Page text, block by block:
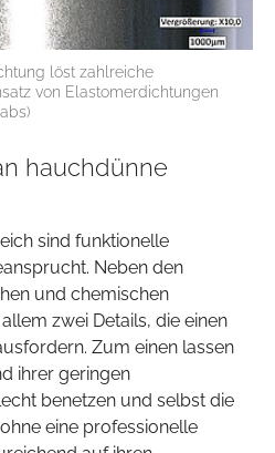
löst zahlreiche
von Elastomerdichtungen
hauchdünne
sind funktionelle
Neben den
und chemischen
zwei Details, die einen
Zum einen lassen
ihrer geringen
benetzen und selbst die
eine professionelle